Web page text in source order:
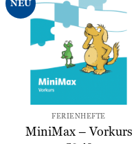
NEU
Wunschliste
hinzufügen
FERIENHEFTE
MiniMax – Vorkurs